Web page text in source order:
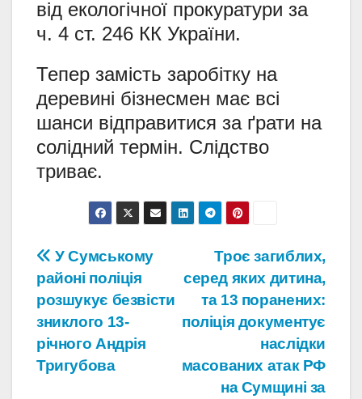
від екологічної прокуратури за
ч. 4 ст. 246 КК України.
Тепер замість заробітку на
деревині бізнесмен має всі
шанси відправитися за ґрати на
солідний термін. Слідство
триває.
Навігація
записів
Троє загиблих,
серед яких дитина,
та 13 поранених:
поліція документує
наслідки
масованих атак РФ
на Сумщині за
У Сумському
районі поліція
розшукує безвісти
зниклого 13-
річного Андрія
Тригубова